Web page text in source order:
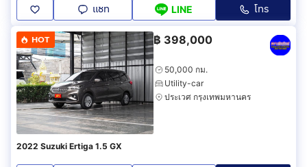
แชท LINE โทร
HOT ฿ 398,000
50,000 กม.
Utility-car
ประเวศ กรุงเทพมหานคร
2022 Suzuki Ertiga 1.5 GX